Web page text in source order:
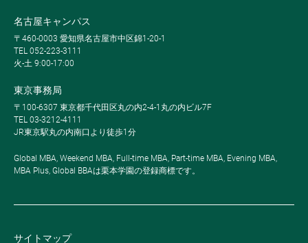
名古屋キャンパス
〒460-0003 愛知県名古屋市中区錦1-20-1
TEL 052-223-3111
火-土 9:00-17:00
東京事務局
〒100-6307 東京都千代田区丸の内2-4-1丸の内ビル7F
TEL 03-3212-4111
JR東京駅丸の内南口より徒歩1分
Global MBA, Weekend MBA, Full-time MBA, Part-time MBA, Evening MBA,
MBA Plus, Global BBAは栗本学園の登録商標です。
サイトマップ